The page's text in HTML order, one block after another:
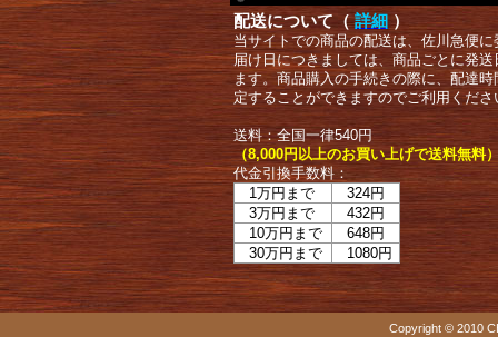
配送について（ 詳細 ）
当サイトでの商品の配送は、佐川急便
届け日につきましては、商品ごとに発
ます。商品購入の手続きの際に、配達
定することができますのでご利用くださ
送料：全国一律540円
（8,000円以上のお買い上げで送料無料
代金引換手数料：
1万円まで
324円
3万円まで
432円
10万円まで
648円
30万円まで
1080円
Copyright © 2010